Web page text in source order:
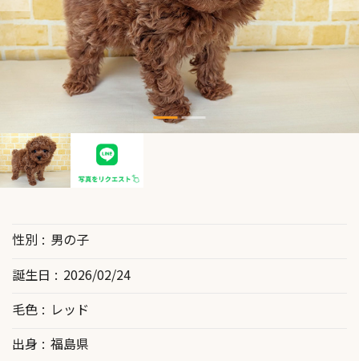
性別
男の子
誕生日
2026/02/24
毛色
レッド
出身
福島県